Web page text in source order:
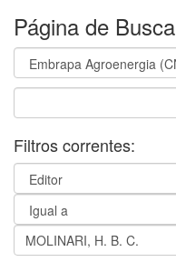
Página de Busca
Filtros correntes: